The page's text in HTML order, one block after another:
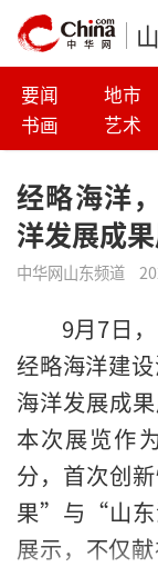
要闻 地市
书画
艺术
经略海洋
洋发展成
中华网山东频道
9月7日
经略海洋建
海洋发展成
本次展览作
分，首次创
果”与“山东
展示，不仅